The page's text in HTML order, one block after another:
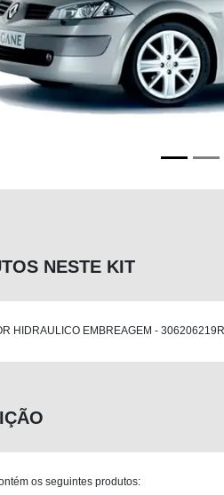
NESTE KIT
HIDRAULICO EMBREAGEM -
os seguintes produtos: